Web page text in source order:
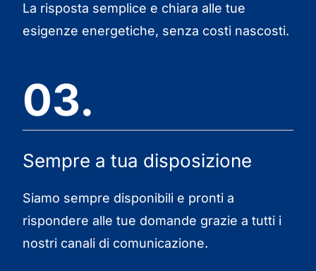
La risposta semplice e chiara alle tue
esigenze energetiche, senza costi nascosti.
03.
Sempre a tua disposizione
Siamo sempre disponibili e pronti a
rispondere alle tue domande grazie a tutti i
nostri canali di comunicazione.